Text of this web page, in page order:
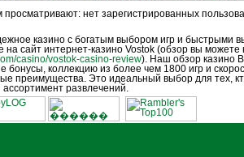
нет зарегистрированных
казино с богатым выбором игр и быстрыми
на сайт интернет-казино Vostok (обзор вы можете
casino/vostok-casino-review). Наш обзор казино
бонусы, коллекцию из более чем 1800 игр и
преимущества. Это идеальный выбор для тех,
развлечений.